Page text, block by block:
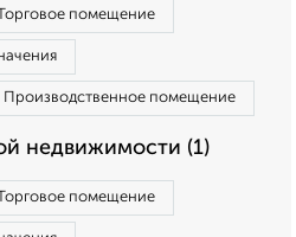
помещение
Производственное помещение
недвижимости (1)
помещение